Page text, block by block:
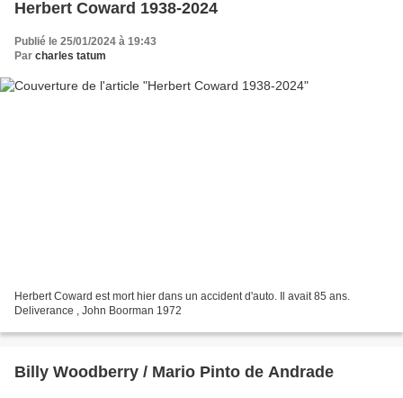
Herbert Coward 1938-2024
Publié le 25/01/2024 à 19:43
Par charles tatum
Herbert Coward est mort hier dans un accident d'auto. Il avait 85 ans.
Deliverance , John Boorman 1972
Billy Woodberry / Mario Pinto de Andrade